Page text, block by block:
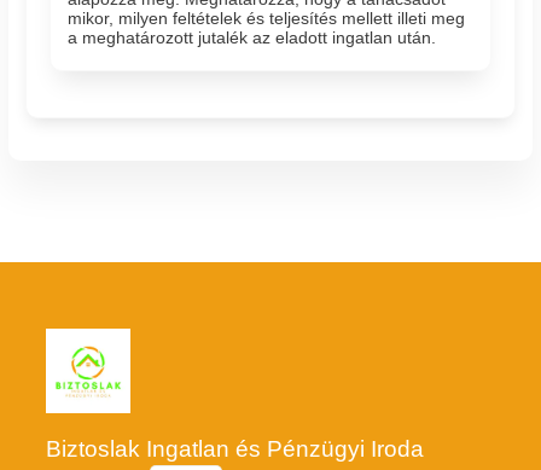
mikor, milyen feltételek és teljesítés mellett illeti meg
a meghatározott jutalék az eladott ingatlan után.
Biztoslak Ingatlan és Pénzügyi Iroda